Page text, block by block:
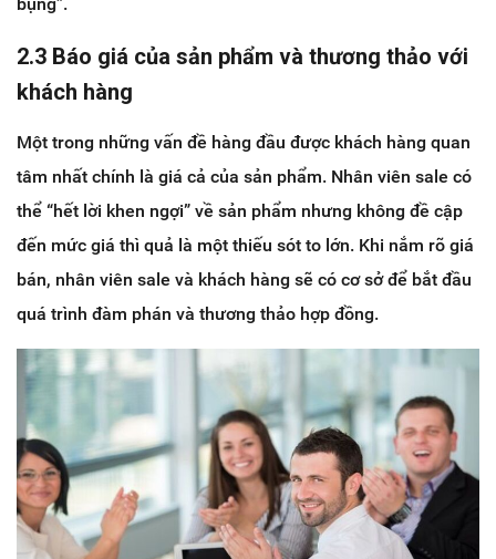
2.3 Báo giá của sản phẩm và thương thảo với
khách hàng
Một trong những vấn đề hàng đầu được khách hàng quan
tâm nhất chính là giá cả của sản phẩm. Nhân viên sale có
thể “hết lời khen ngợi” về sản phẩm nhưng không đề cập
đến mức giá thì quả là một thiếu sót to lớn. Khi nắm rõ giá
bán, nhân viên sale và khách hàng sẽ có cơ sở để bắt đầu
quá trình đàm phán và thương thảo hợp đồng.